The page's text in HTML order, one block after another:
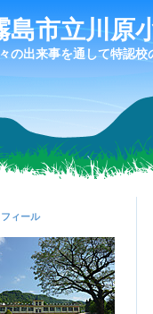
島市立川原
の出来事を通して特認
ィール